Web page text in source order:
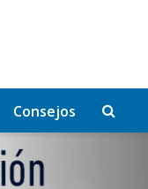
Consejos